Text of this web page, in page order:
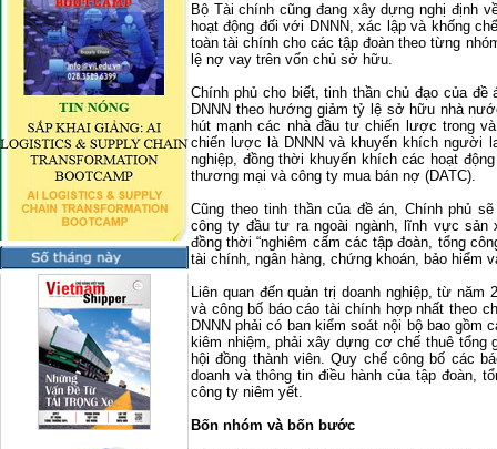
Bộ Tài chính cũng đang xây dựng nghị định
hoạt động đối với DNNN, xác lập và khống
toàn tài chính cho các tập đoàn theo từng
lệ nợ vay trên vốn chủ sở hữu.
Chính phủ cho biết, tinh thần chủ đạo của
DNNN theo hướng giảm tỷ lệ sở hữu nhà
hút mạnh các nhà đầu tư chiến lược trong
chiến lược là DNNN và khuyến khích người
nghiệp, đồng thời khuyến khích các hoạt
thương mại và công ty mua bán nợ (DATC).
Cũng theo tinh thần của đề án, Chính phủ
công ty đầu tư ra ngoài ngành, lĩnh vực sản
đồng thời “nghiêm cấm các tập đoàn, tổng
tài chính, ngân hàng, chứng khoán, bảo hiểm
Liên quan đến quản trị doanh nghiệp, từ
và công bố báo cáo tài chính hợp nhất theo
DNNN phải có ban kiểm soát nội bộ bao gồm
kiêm nhiệm, phải xây dựng cơ chế thuê tổng
hội đồng thành viên. Quy chế công bố các
doanh và thông tin điều hành của tập đoàn,
công ty niêm yết.
Bốn nhóm và bốn bước